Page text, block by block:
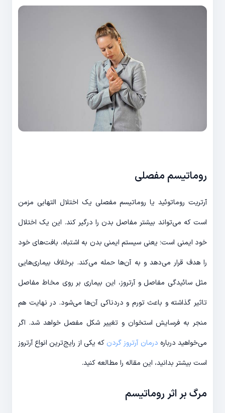
روماتیسم مفصلی
آرتریت روماتوئید یا روماتیسم مفصلی یک اختلال التهابی مزمن
است که می‌تواند بیشتر مفاصل بدن را درگیر کند. این یک اختلال
خود ایمنی است؛ یعنی سیستم ایمنی بدن به اشتباه، بافت‌های خود
را هدف قرار می‌دهد و به آن‌ها حمله می‌کند. برخلاف بیماری‌هایی
مثل سائیدگی مفاصل و آرتروز، این بیماری بر روی مخاط مفاصل
تاثیر گذاشته و باعث تورم و دردناکی آن‌ها می‌شود. در نهایت هم
منجر به فرسایش استخوان و تغییر شکل مفصل خواهد شد. اگر
می‌خواهید درباره درمان آرتروز گردن که یکی از رایج‌ترین انواع آرتروز
است بیشتر بدانید، این مقاله را مطالعه کنید.
مرگ بر اثر روماتیسم